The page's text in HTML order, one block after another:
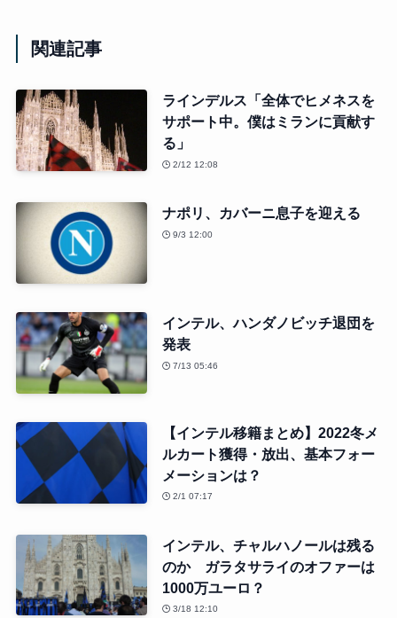
関連記事
ラインデルス「全体でヒメネスを
サポート中。僕はミランに貢献す
る」
2/12 12:08
ナポリ、カバーニ息子を迎える
9/3 12:00
インテル、ハンダノビッチ退団を
発表
7/13 05:46
【インテル移籍まとめ】2022冬メ
ルカート獲得・放出、基本フォー
メーションは？
2/1 07:17
インテル、チャルハノールは残る
のか ガラタサライのオファーは
1000万ユーロ？
3/18 12:10